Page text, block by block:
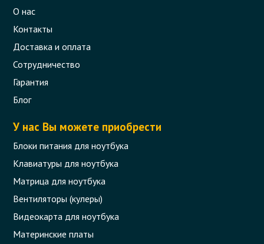
О нас
Контакты
Доставка и оплата
Сотрудничество
Гарантия
Блог
У нас Вы можете приобрести
Блоки питания для ноутбука
Клавиатуры для ноутбука
Матрица для ноутбука
Вентиляторы (кулеры)
Видеокарта для ноутбука
Материнские платы